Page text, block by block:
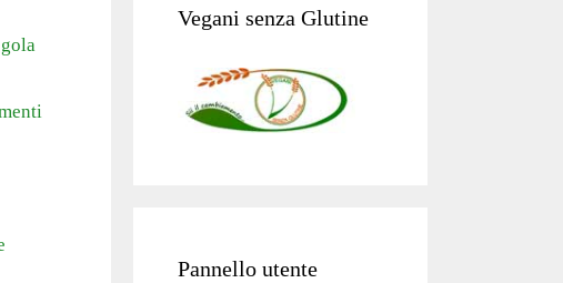
Vegani senza Glutine
Pannello utente